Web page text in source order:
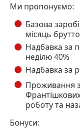
Ми пропонуємо:
Базова
місяць брутто
Надбавка за
неділю 40%
Надбавка за
Проживання
роботу та
Бонуси: